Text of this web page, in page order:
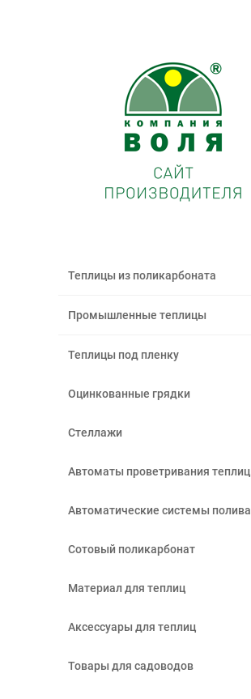
Теплицы из поликарбоната
Промышленные теплицы
Теплицы под пленку
Оцинкованные грядки
Стеллажи
Автоматы проветривания теплиц
Автоматические системы полива
Сотовый поликарбонат
Материал для теплиц
Аксессуары для теплиц
Товары для садоводов